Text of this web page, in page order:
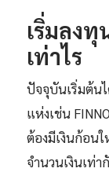
เริ่มลงทุ
เท่าไร
ปัจจุบันเริ่มต้น
แห่งเช่น
ต้องมีเงินก้อน
จำนวนเงินเท่